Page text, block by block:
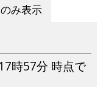
み表示
時57分 時点で